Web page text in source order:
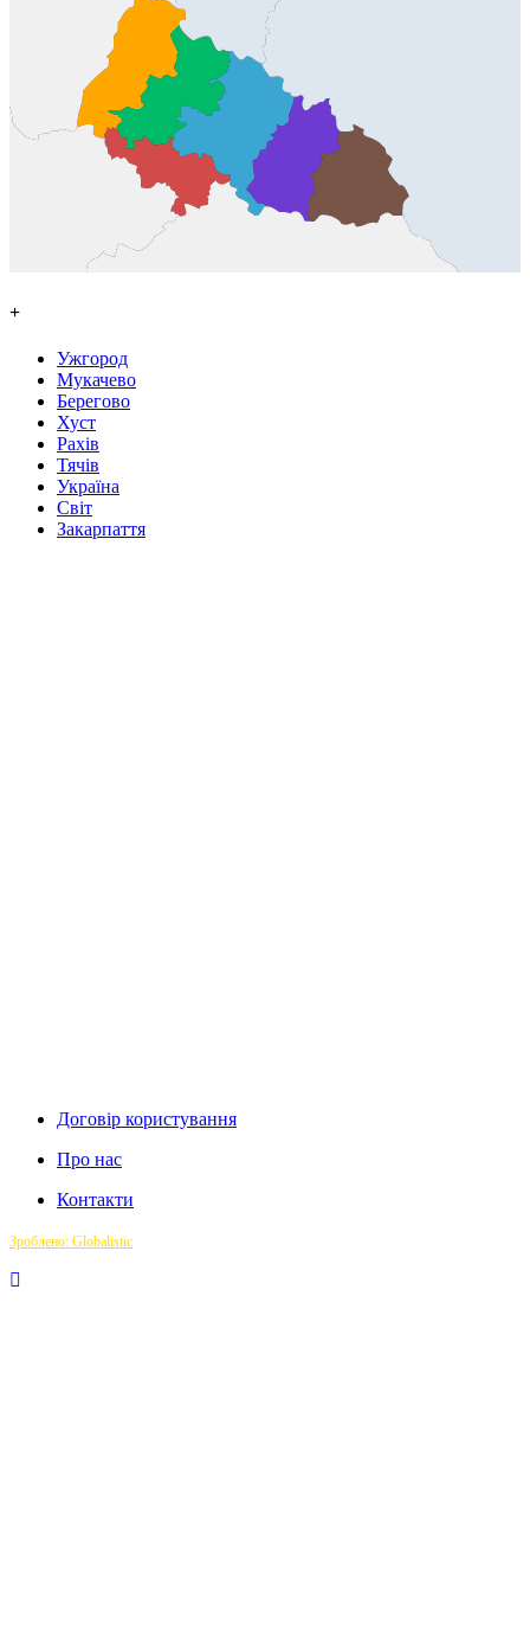
+
Ужгород
Мукачево
Берегово
Хуст
Рахів
Тячів
Україна
Світ
Закарпаття
Договір користування
Про нас
Контакти
Зроблено: Globalistic